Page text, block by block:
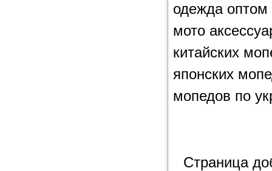
одежда оптом
мото
китайских
японских
мопедов по
Страница